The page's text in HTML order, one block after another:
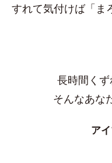
すれて気付けば「
長時間くず
そんなあな
ア